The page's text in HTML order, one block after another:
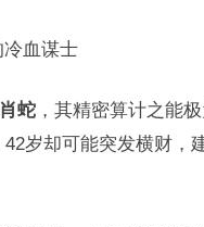
冷血谋士
蛇 ，其精密算计之能
岁却可能突发横财，